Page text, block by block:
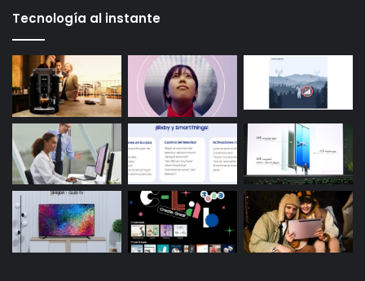
Tecnología al instante